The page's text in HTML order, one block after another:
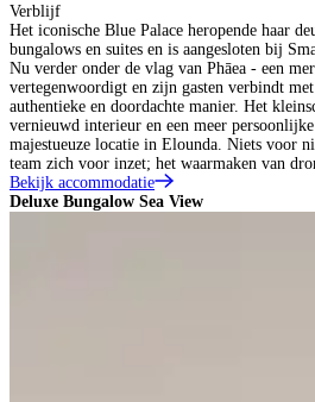
Verblijf
Het iconische Blue Palace heropende haar
bungalows en suites en is aangesloten bij
Nu verder onder de vlag van Phāea - een
vertegenwoordigt en zijn gasten verbindt
authentieke en doordachte manier. Het
vernieuwd interieur en een meer
majestueuze locatie in Elounda. Niets voor
team zich voor inzet; het waarmaken van
Bekijk accommodatie
Deluxe Bungalow Sea View